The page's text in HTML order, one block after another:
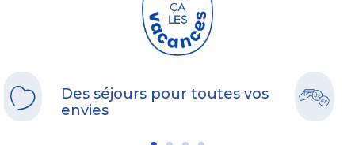
Des séjours pour toutes vos
envies